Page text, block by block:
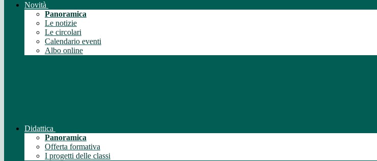
Novità
Panoramica
Le notizie
Le circolari
Calendario eventi
Albo online
Didattica
Panoramica
Offerta formativa
I progetti delle classi